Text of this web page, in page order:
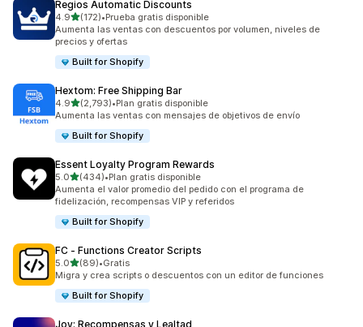
Regios Automatic Discounts
4.9de 5 estrellas
(172)
172 reseñas en total
•Prueba gratis disponible
Aumenta las ventas con descuentos por volumen, niveles de
precios y ofertas
Built for Shopify
Hextom: Free Shipping Bar
4.9de 5 estrellas
(2,793)
2793 reseñas en total
•Plan gratis disponible
Aumenta las ventas con mensajes de objetivos de envío
Built for Shopify
Essent Loyalty Program Rewards
5.0de 5 estrellas
(434)
434 reseñas en total
•Plan gratis disponible
Aumenta el valor promedio del pedido con el programa de
fidelización, recompensas VIP y referidos
Built for Shopify
FC ‑ Functions Creator Scripts
5.0de 5 estrellas
(89)
89 reseñas en total
•Gratis
Migra y crea scripts o descuentos con un editor de funciones
Built for Shopify
Joy: Recompensas y Lealtad